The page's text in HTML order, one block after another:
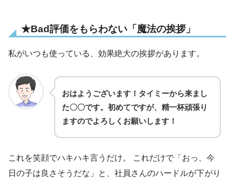
★Bad評価をもらわない「魔法の挨拶」
私がいつも使っている、効果絶大の挨拶があります。
おはようございます！タイミーから来まし
た〇〇です。初めてですが、精一杯頑張り
ますのでよろしくお願いします！
これを笑顔でハキハキ言うだけ。 これだけで「おっ、今
日の子は良さそうだな」と、社員さんのハードルが下がり